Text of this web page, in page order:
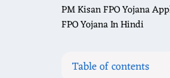
PM Kisan FPO Yojana
FPO Yojana In Hindi
Table of contents